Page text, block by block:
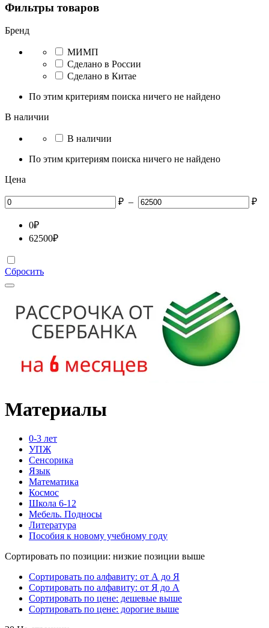
Фильтры товаров
Бренд
МИМП
Сделано в России
Сделано в Китае
По этим критериям поиска ничего не найдено
В наличии
В наличии
По этим критериям поиска ничего не найдено
Цена
₽ – ₽
0₽
62500₽
Сбросить
Материалы
0-3 лет
УПЖ
Сенсорика
Язык
Математика
Космос
Школа 6-12
Мебель. Подносы
Литература
Пособия к новому учебному году
Сортировать по позиции: низкие позиции выше
Сортировать по алфавиту: от А до Я
Сортировать по алфавиту: от Я до А
Сортировать по цене: дешевые выше
Сортировать по цене: дорогие выше